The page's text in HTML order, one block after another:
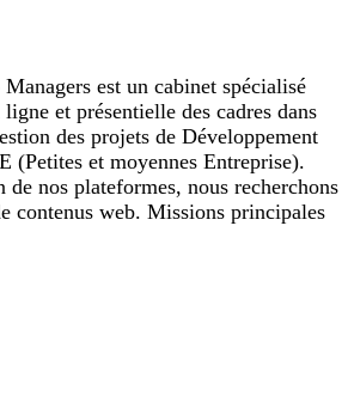
est un cabinet spécialisé
et présentielle des cadres dans
des projets de Développement
(Petites et moyennes Entreprise).
de nos plateformes, nous recherchons
contenus web. Missions principales